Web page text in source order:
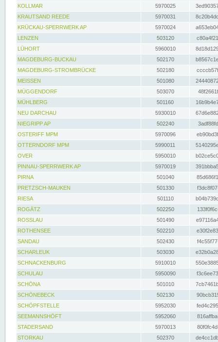
KOLLMAR
5970025
KRAUTSAND REEDE
5970031
KRÜCKAU-SPERRWERK AP
5970024
LENZEN
503120
LÜHORT
5960010
MAGDEBURG-BUCKAU
502170
MAGDEBURG-STROMBRÜCKE
502180
MEISSEN
501080
MÜGGENDORF
503070
MÜHLBERG
501160
NEU DARCHAU
5930010
NIEGRIPP AP
502240
OSTERIFF MPM
5970096
OTTERNDORF MPM
5990011
OVER
5950010
PINNAU-SPERRWERK AP
5970019
PIRNA
501040
PRETZSCH-MAUKEN
501330
RIESA
501110
ROGÄTZ
502250
ROSSLAU
501490
ROTHENSEE
502210
SANDAU
502430
SCHARLEUK
503030
SCHNACKENBURG
5910010
SCHULAU
5950090
SCHÖNA
501010
SCHÖNEBECK
502130
SCHÖPFSTELLE
5952030
SEEMANNSHÖFT
5952060
STADERSAND
5970013
STORKAU
502370